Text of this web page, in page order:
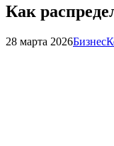
Как
28 марта 2026Бизнес